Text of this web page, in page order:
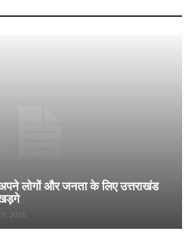
लोगों और जनता के लिए उत्तराखंड
2026